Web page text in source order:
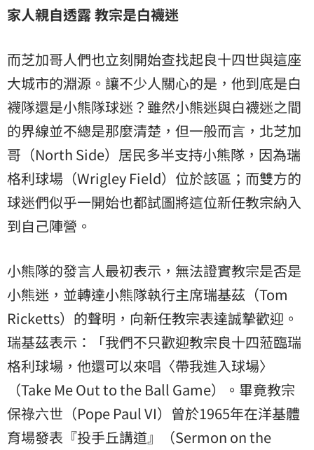
家人親自透露 教宗是白襪迷
而芝加哥人們也立刻開始查找起良十四世與這座
大城市的淵源。讓不少人關心的是，他到底是白
襪隊還是小熊隊球迷？雖然小熊迷與白襪迷之間
的界線並不總是那麼清楚，但一般而言，北芝加
哥（North Side）居民多半支持小熊隊，因為瑞
格利球場（Wrigley Field）位於該區；而雙方的
球迷們似乎一開始也都試圖將這位新任教宗納入
到自己陣營。
小熊隊的發言人最初表示，無法證實教宗是否是
小熊迷，並轉達小熊隊執行主席瑞基茲（Tom
Ricketts）的聲明，向新任教宗表達誠摯歡迎。
瑞基茲表示：「我們不只歡迎教宗良十四蒞臨瑞
格利球場，他還可以來唱〈帶我進入球場〉
（Take Me Out to the Ball Game）。畢竟教宗
保祿六世（Pope Paul VI）曾於1965年在洋基體
育場發表『投手丘講道』（Sermon on the